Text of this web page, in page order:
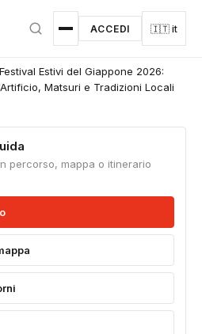
ACCEDI 🇮🇹 it
Estivi del Giappone 2026:
Matsuri e Tradizioni Locali
percorso, mappa o itinerario